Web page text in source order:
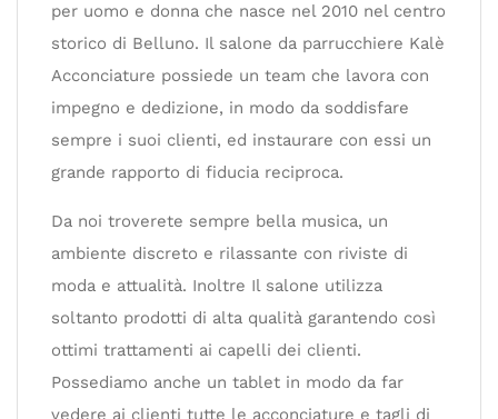
per uomo e donna che nasce nel 2010 nel centro
storico di Belluno. Il salone da parrucchiere Kalè
Acconciature possiede un team che lavora con
impegno e dedizione, in modo da soddisfare
sempre i suoi clienti, ed instaurare con essi un
grande rapporto di fiducia reciproca.
Da noi troverete sempre bella musica, un
ambiente discreto e rilassante con riviste di
moda e attualità. Inoltre Il salone utilizza
soltanto prodotti di alta qualità garantendo così
ottimi trattamenti ai capelli dei clienti.
Possediamo anche un tablet in modo da far
vedere ai clienti tutte le acconciature e tagli di